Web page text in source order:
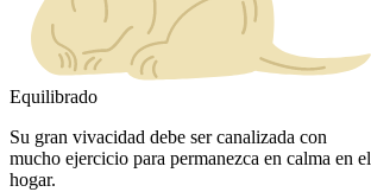
Equilibrado
Su gran vivacidad debe ser canalizada con
mucho ejercicio para permanezca en calma en el
hogar.